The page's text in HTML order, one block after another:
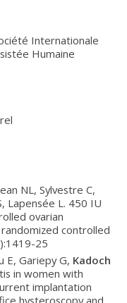
Internationale
Humaine
NL, Sylvestre C,
Lapensée L. 450 IU
ovarian
controlled
25
E, Gariepy G, Kadoch
in women with
implantation
hysteroscopy and